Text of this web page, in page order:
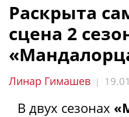
Раскрыта
сцена 2
Линар Гимашев |
В двух сезонах